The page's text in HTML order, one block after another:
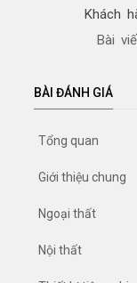
Khách
Bài
BÀI ĐÁNH GIÁ
Tổng quan
Giới thiệu chung
Ngoại thất
Nội thất